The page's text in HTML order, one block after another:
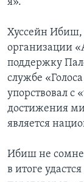
я».
Хуссейн Ибиш,
организации
поддержку
службе
упорствовал с
достижения
является
Ибиш не
в итоге